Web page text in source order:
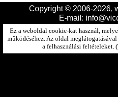
Copyright © 2006-2026,
E-mail:
Ez a weboldal cookie-kat használ,
működéséhez. Az oldal
a felhasználási feltételeket. (